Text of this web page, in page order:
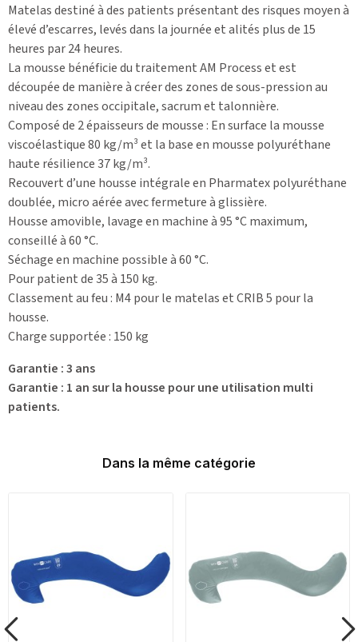
Matelas destiné à des patients présentant des risques moyen à
élevé d’escarres, levés dans la journée et alités plus de 15
heures par 24 heures.
La mousse bénéficie du traitement AM Process et est
découpée de manière à créer des zones de sous-pression au
niveau des zones occipitale, sacrum et talonnière.
Composé de 2 épaisseurs de mousse : En surface la mousse
viscoélastique 80 kg/m³ et la base en mousse polyuréthane
haute résilience 37 kg/m³.
Recouvert d’une housse intégrale en Pharmatex polyuréthane
doublée, micro aérée avec fermeture à glissière.
Housse amovible, lavage en machine à 95 °C maximum,
conseillé à 60 °C.
Séchage en machine possible à 60 °C.
Pour patient de 35 à 150 kg.
Classement au feu : M4 pour le matelas et CRIB 5 pour la
housse.
Charge supportée : 150 kg
Garantie : 3 ans
Garantie : 1 an sur la housse pour une utilisation multi
patients.
Dans la même catégorie